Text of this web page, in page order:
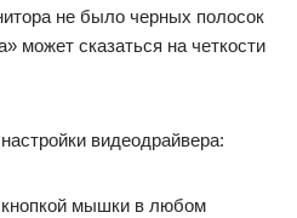
не было черных полосок
может сказаться на четкости
видеодрайвера:
кнопкой мышки в любом